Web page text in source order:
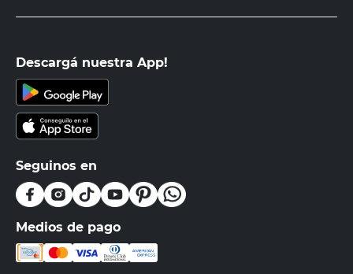
Descargá nuestra App!
Seguinos en
Medios de pago